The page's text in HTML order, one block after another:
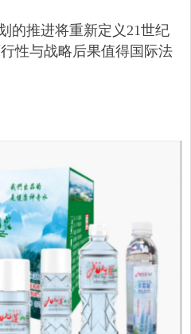
的推进将重新定义21世纪
性与战略后果值得国际法